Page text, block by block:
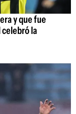
y que fue
celebró la